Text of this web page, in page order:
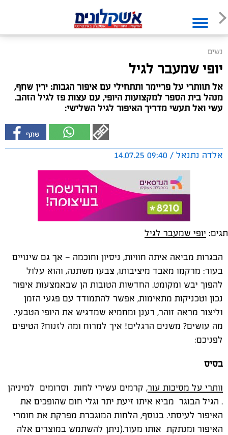
נשים
יופי שמעבר לגיל
אל תוותרי על פריימר ותתחילי עם איפור הגבות: ירין שחף,
מנהל בית הספר למקצועות היופי, עם עצות פז לגיל הזהב.
עשי ואל תעשי מדריך האיפור לגיל השלישי:
אלדה נתנאל / 09:40 14.07.25
תגים: יופי שמעבר לגיל
הבגרות מביאה איתה חוויות, ניסיון וחוכמה — אך גם שינויים
בעור: מרקמו מאבד מיציבותו, צבעו משתנה, והוא עלול
להפוך יבש ומקומט. החדשות הטובות הן שבאמצעות איפור
נכון וטכניקות מתאימות, אפשר להתמודד עם פגעי הזמן
וליצור מראה זוהר, רענן ומחמיא שמדגיש את היופי הטבעי.
מה עושים? משנים הרגלים! איך למרוח ומה לזנוח? הטיפים
לפניכם:
בסיס
וותרי על מסיכות עור, קרמים עשירי לחות וסרומים למיניהן
. הגיל הבוגר מביא איתו זיעת יתר וגלי חום שהופכים את
האיפור לעיסתי. בנוסף, הלחות המוגברת מפרקת את חומרי
האיפור ומנתקת אותו מעור.(ניתן להשתמש במוצרים אלה